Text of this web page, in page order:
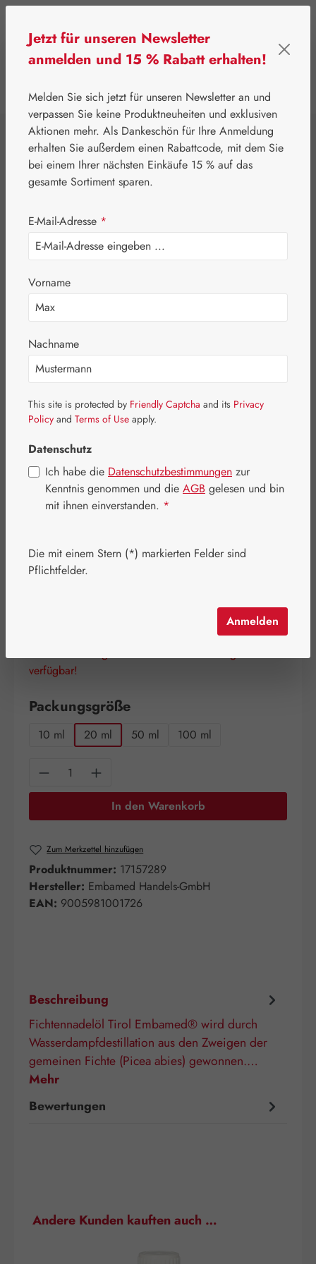
Leitner Lifecare Aromatherapie Embamed®
Fichtennadelöl
Tirol
Bildergalerie überspringen
Regulärer Preis:
20,50 €
verfügbar!
Packungsgrößeauswählen
10 ml 20 ml 50 ml 100 ml
Produkt Anzahl: Gib den gewünschten
In den Warenkorb
Zum Merkzettel hinzufügen
Produktnummer: 17157289
Hersteller: Embamed Handels-GmbH
EAN: 9005981001726
Beschreibung
Fichtennadelöl Tirol Embamed® wird durch
Wasserdampfdestillation aus den Zweigen der
gemeinen Fichte (Picea abies) gewonnen.…
Mehr
Bewertungen
Produktgalerie überspringen
Andere Kunden kauften auch …
Jetzt für unseren Newsletter
anmelden und 15 % Rabatt erhalten!
Melden Sie sich jetzt für unseren Newsletter an und
verpassen Sie keine Produktneuheiten und exklusiven
Aktionen mehr. Als Dankeschön für Ihre Anmeldung
erhalten Sie außerdem einen Rabattcode, mit dem Sie
bei einem Ihrer nächsten Einkäufe 15 % auf das
gesamte Sortiment sparen.
E-Mail-Adresse *
Vorname
Nachname
This site is protected by Friendly Captcha and its Privacy
Policy and Terms of Use apply.
Datenschutz
Ich habe die Datenschutzbestimmungen zur
Kenntnis genommen und die AGB gelesen und bin
mit ihnen einverstanden. *
Die mit einem Stern (*) markierten Felder sind
Pflichtfelder.
Anmelden